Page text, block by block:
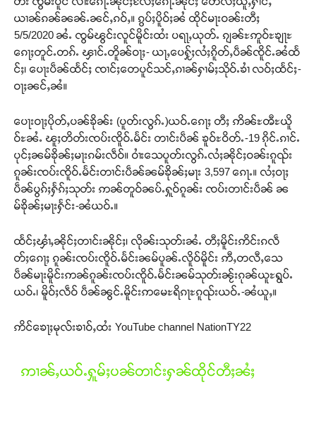
Support SHAN
တႃႇႁႂ်ႈသဵင်ၵၢင်ၸႂ်ၵူၼ်းမိူင်း ၵူႈတီႈၵူႈလႅၼ်ပေႃးတေၸွ
တ်ႇ တူဝ်ႈလုမ်ႈၾႃႉၼၼ်ႉ ၶဝ်ႈႁူမ်ႈၵမ်ႉထႅမ် ၸုမ်းၶၢ
ဝ်ႇၽူႈတွႆႇႁွၵ်ႈ လႆႈယူႇၶႃႈဢေႃႈ။
ယၢၼ်ၵၼ်ၼၼ်ႉၼင်ႇၵဝ်ႇ။ ၵွပ်ႈပိူဝ်ႈၼႆ ထိုင်မႃးဝၼ်းတီႈ
5/5/2020 ၼႆႉ ၸွမ်ၽွင်းလူင်မိူင်းထႆး ပရႃႇယုတ်ႉ ၵျၼ်ႊဢူဝ်ႊၶျႃႊ
ၵေႃႈတူင်ႉတၵ်ႉ ၾၢင်ႉတိူၼ်ဝႃႈ- ယႃႇပေႁႂ်ႈလႆႈၵိူတ်ႇပဵၼ်ၸိူင်ႉၼႆထႅ
င်ႈ၊ ပေႃးပဵၼ်ထႅင်ႈ ၸၢင်ႈတေပူင်သင်ႇၵၢၼ်ႁၢမ်ႈသိုဝ်ႉၶၢႆ လဝ်ႈထႅင်ႈ-
ဝႃႈၼင်ႇၼႆ။
ပေႃးဝႃႈပိုတ်ႇပၼ်ၶိုၼ်း (ပူတ်းလွၵ်ႉ)ယဝ်ႉၵေႃႈ တီႈ ဢိၼ်ႊၻီႊယိူ
ဝ်ႊၼႆႉ ၽူႈတိတ်းၸပ်းၸိူဝ်ႉမႅင်း တၢင်းပဵၼ် ၶူဝ်ႊဝိတ်ႉ-19 ၵိုင်ႉၵၢင်ႉ
ပုင်ႈၼမ်ၶိုၼ်ႈမႃးၵမ်းလဵဝ်။ ဝၢႆးသေပူတ်းလွၵ်ႉလႆႈၼိုင်ႈဝၼ်းၵူၺ်း
ၵူၼ်းၸပ်းၸိူဝ်ႉမႅင်းတၢင်းပဵၼ်ၼမ်ၶိုၼ်ႈမႃး 3,597 ၵေႃႉ။ လႆႈဝႃႈ
ပဵၼ်ပွၵ်ႈႁႅၵ်ႈသုတ်း ဢၼ်တူဝ်ၼပ်ႉႁူဝ်ၵူၼ်း ၸပ်းတၢင်းပဵၼ် ၼ
မ်ၶိုၼ်ႈမႃးႁႅင်း-ၼႆယဝ်ႉ။
ထႅင်ႈၾၢႆႇၼိုင်ႈတၢင်းၼိုင်ႈ၊ လိုၼ်းသုတ်းၼႆႉ တီႈမိူင်းဢိင်းၵလဵ
တ်ႈၵေႃႈ ၵူၼ်းၸပ်းၸိူဝ်ႉမႅင်းၼမ်ပူၼ်ႉလိူဝ်မိူင်း ဢီႇတလီႇသေ
ပဵၼ်မႃးမိူင်းဢၼ်ၵူၼ်းၸပ်းၸိူဝ်ႉမႅင်းၼမ်သုတ်းၼႂ်းၵုၼ်ယူႊရွပ်ႉ
ယဝ်ႉ၊ မိူဝ်ႈလဵဝ် ပဵၼ်ၼွင်ႉမိူင်းဢမေႊရိၵႃႊၵူၺ်းယဝ်ႉ-ၼႆယူႇ။
ဢိင်ၶေႃႈမုလ်းၶၢဝ်ႇထႆး YouTube channel NationTY22
ဢၢၼ်ႇယဝ်ႉႁူမ်ႈပၼ်တၢင်းႁၼ်ထိုင်တီႈၼႆႈ